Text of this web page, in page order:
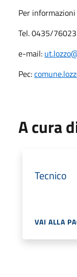
Per informazioni
Tel. 0435/76023
e-mail:
Pec:
A cura
Tecnico
VAI ALLA